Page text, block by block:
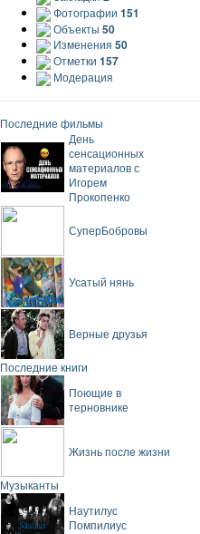
Фотографии 151
Объекты 50
Изменения 50
Отметки 157
Модерация
Последние фильмы
День
сенсационных
материалов с
Игорем
Прокопенко
СуперБобровы
Усатый нянь
Верные друзья
Последние книги
Поющие в
терновнике
Жизнь после жизни
Музыканты
Наутилус
Помпилиус